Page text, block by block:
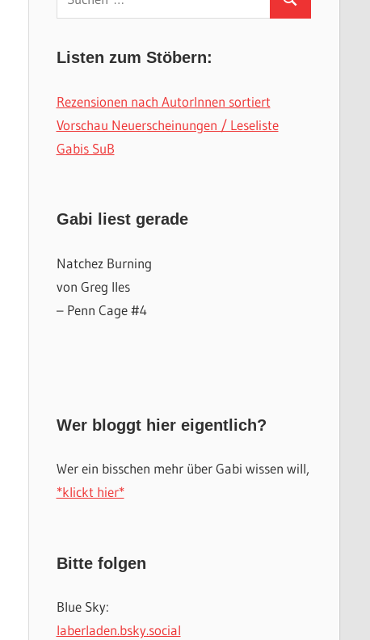
nach:
Suchen
Listen zum Stöbern:
Rezensionen nach AutorInnen sortiert
Vorschau Neuerscheinungen / Leseliste
Gabis SuB
Gabi liest gerade
Natchez Burning
von Greg Iles
– Penn Cage #4
Wer bloggt hier eigentlich?
Wer ein bisschen mehr über Gabi wissen will,
*klickt hier*
Bitte folgen
Blue Sky:
laberladen.bsky.social